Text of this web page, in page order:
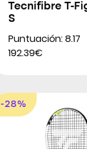
Tecnifibre T-
S
Puntuación: 8.17
192.39€
-28%